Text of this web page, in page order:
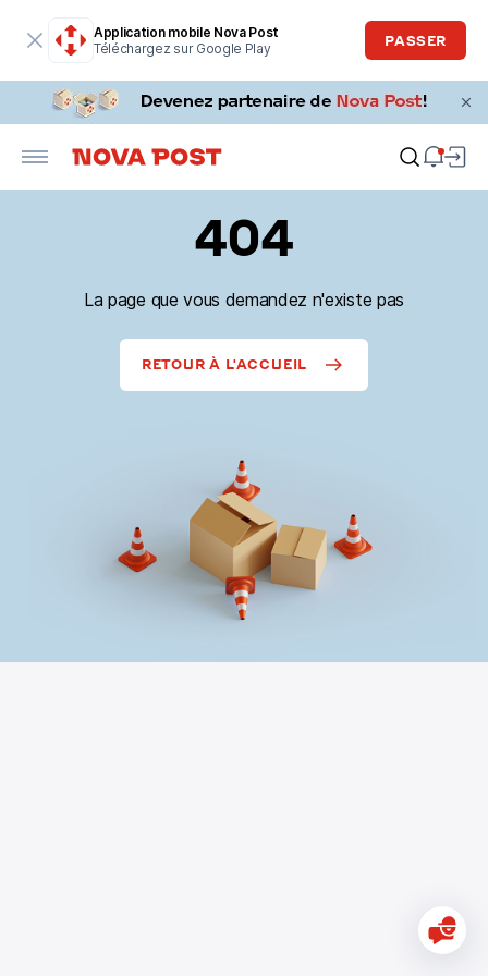
Application mobile Nova Post
Téléchargez sur Google Play
PASSER
404
La page que vous demandez n'existe pas
RETOUR À L'ACCUEIL